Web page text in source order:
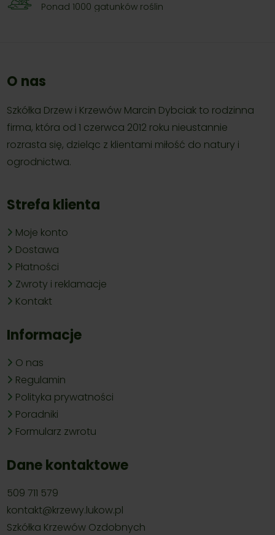
Ponad 1000 gatunków roślin
O nas
Szkółka Drzew i Krzewów Marcin Dybciak to rodzinna
firma, która od 1 czerwca 2012 roku nieustannie
rozrasta się, dzieląc z klientami miłość do natury i
ogrodnictwa.
Strefa klienta
Moje konto
Dostawa
Płatności
Zwroty i reklamacje
Kontakt
Informacje
O nas
Regulamin
Polityka prywatności
Poradniki
Formularz zwrotu
Dane kontaktowe
509 711 579
kontakt@krzewy.lukow.pl
Szkółka Krzewów Ozdobnych